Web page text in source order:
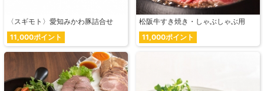
〈スギモト〉愛知みかわ豚詰合せ
11,000ポイント
松阪牛すき焼き・しゃぶしゃぶ用
11,000ポイント